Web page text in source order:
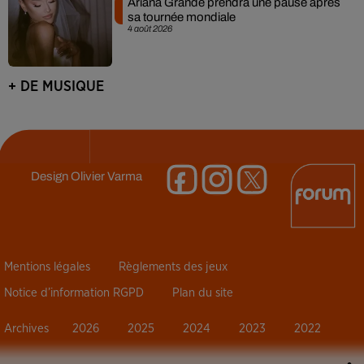
4 août 2026
sa tournée mondiale
+ DE MUSIQUE
DesignOlivier Varma
Mentions légales Règlements des jeux
Notice d’information RGPD Plan du site
Archives 2026 2025 2024 2023 2022